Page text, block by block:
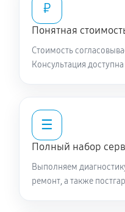
₽
Понятная
Стоимость
Консультация
☰
Полный набор
Выполняем
ремонт, а также